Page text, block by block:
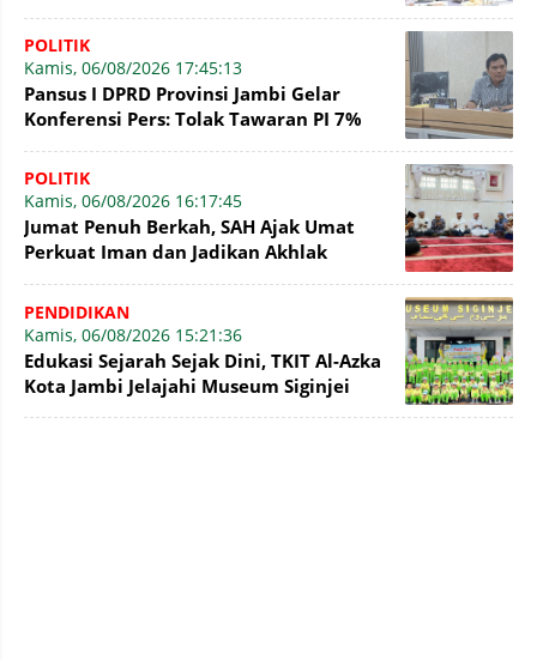
POLITIK
Kamis, 06/08/2026 17:45:13
Pansus I DPRD Provinsi Jambi Gelar
Konferensi Pers: Tolak Tawaran PI 7%
POLITIK
Kamis, 06/08/2026 16:17:45
Jumat Penuh Berkah, SAH Ajak Umat
Perkuat Iman dan Jadikan Akhlak
PENDIDIKAN
Kamis, 06/08/2026 15:21:36
Edukasi Sejarah Sejak Dini, TKIT Al-Azka
Kota Jambi Jelajahi Museum Siginjei